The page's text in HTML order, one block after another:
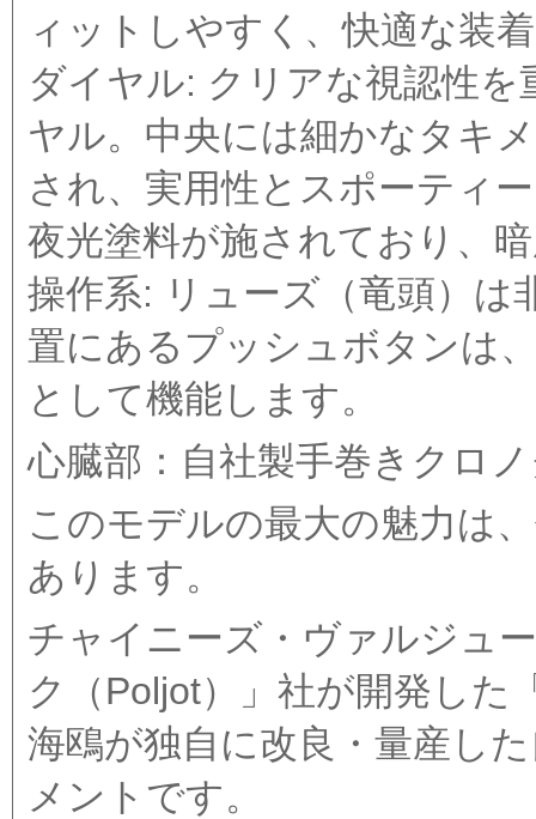
ィットしやすく、快適な装
ダイヤル: クリアな視認性
ヤル。中央には細かなタキ
され、実用性とスポーティ
夜光塗料が施されており、
操作系: リューズ（竜頭）は
置にあるプッシュボタンは
として機能します。
心臓部：自社製手巻きクロ
このモデルの最大の魅力は
あります。
チャイニーズ・ヴァルジュ
ク（Poljot）」社が開発した
海鴎が独自に改良・量産し
メントです。